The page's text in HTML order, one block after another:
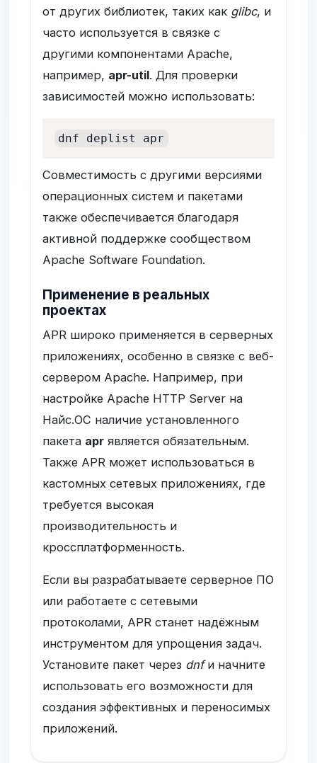
от других библиотек, таких как glibc, и
часто используется в связке с
другими компонентами Apache,
например, apr-util. Для проверки
зависимостей можно использовать:
dnf deplist apr
Совместимость с другими версиями
операционных систем и пакетами
также обеспечивается благодаря
активной поддержке сообществом
Apache Software Foundation.
Применение в реальных
проектах
APR широко применяется в серверных
приложениях, особенно в связке с веб-
сервером Apache. Например, при
настройке Apache HTTP Server на
Найс.ОС наличие установленного
пакета apr является обязательным.
Также APR может использоваться в
кастомных сетевых приложениях, где
требуется высокая
производительность и
кроссплатформенность.
Если вы разрабатываете серверное ПО
или работаете с сетевыми
протоколами, APR станет надёжным
инструментом для упрощения задач.
Установите пакет через dnfи начните
использовать его возможности для
создания эффективных и переносимых
приложений.